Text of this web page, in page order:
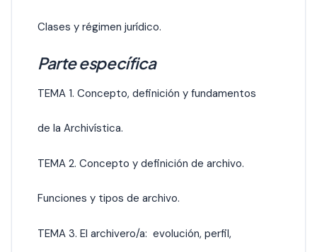
Clases y régimen jurídico.
Parte específica
TEMA 1. Concepto, definición y fundamentos
de la Archivística.
TEMA 2. Concepto y definición de archivo.
Funciones y tipos de archivo.
TEMA 3. El archivero/a: evolución, perfil,